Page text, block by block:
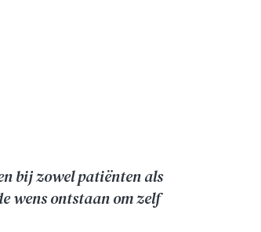
bij zowel patiënten als
wens ontstaan om zelf